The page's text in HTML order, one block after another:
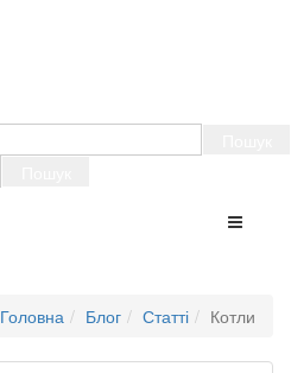
Головна Блог Статті Котли